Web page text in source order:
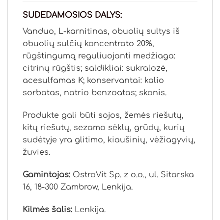
SUDEDAMOSIOS DALYS:
Vanduo, L-karnitinas, obuolių sultys iš
obuolių sulčių koncentrato 20%,
rūgštingumą reguliuojanti medžiaga:
citrinų rūgštis; saldikliai: sukralozė,
acesulfamas K; konservantai: kalio
sorbatas, natrio benzoatas; skonis.
Produkte gali būti sojos, žemės riešutų,
kitų riešutų, sezamo sėklų, grūdų, kurių
sudėtyje yra glitimo, kiaušinių, vėžiagyvių,
žuvies.
Gamintojas: OstroVit Sp. z o.o., ul. Sitarska
16, 18-300 Zambrow, Lenkija.
Kilmės šalis: Lenkija.